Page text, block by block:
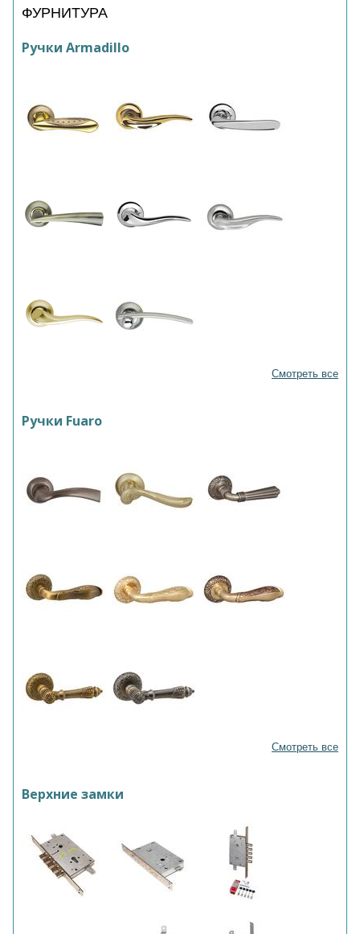
ФУРНИТУРА
Ручки Armadillo
Смотреть все
Ручки Fuaro
Смотреть все
Верхние замки